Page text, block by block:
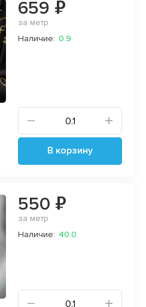
659 ₽
за метр
Наличие: 0.9
В корзину
550 ₽
за метр
Наличие: 40.0